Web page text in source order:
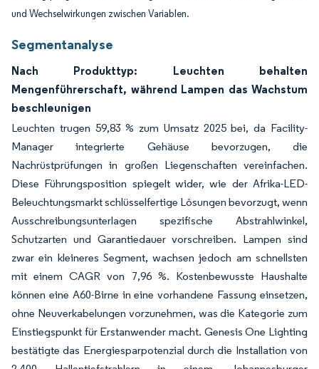
und Wechselwirkungen zwischen Variablen.
Segmentanalyse
Nach Produkttyp: Leuchten behalten
Mengenführerschaft, während Lampen das Wachstum
beschleunigen
Leuchten trugen 59,83 % zum Umsatz 2025 bei, da Facility-
Manager integrierte Gehäuse bevorzugen, die
Nachrüstprüfungen in großen Liegenschaften vereinfachen.
Diese Führungsposition spiegelt wider, wie der Afrika-LED-
Beleuchtungsmarkt schlüsselfertige Lösungen bevorzugt, wenn
Ausschreibungsunterlagen spezifische Abstrahlwinkel,
Schutzarten und Garantiedauer vorschreiben. Lampen sind
zwar ein kleineres Segment, wachsen jedoch am schnellsten
mit einem CAGR von 7,96 %. Kostenbewusste Haushalte
können eine A60-Birne in eine vorhandene Fassung einsetzen,
ohne Neuverkabelungen vorzunehmen, was die Kategorie zum
Einstiegspunkt für Erstanwender macht. Genesis One Lighting
bestätigte das Energiesparpotenzial durch die Installation von